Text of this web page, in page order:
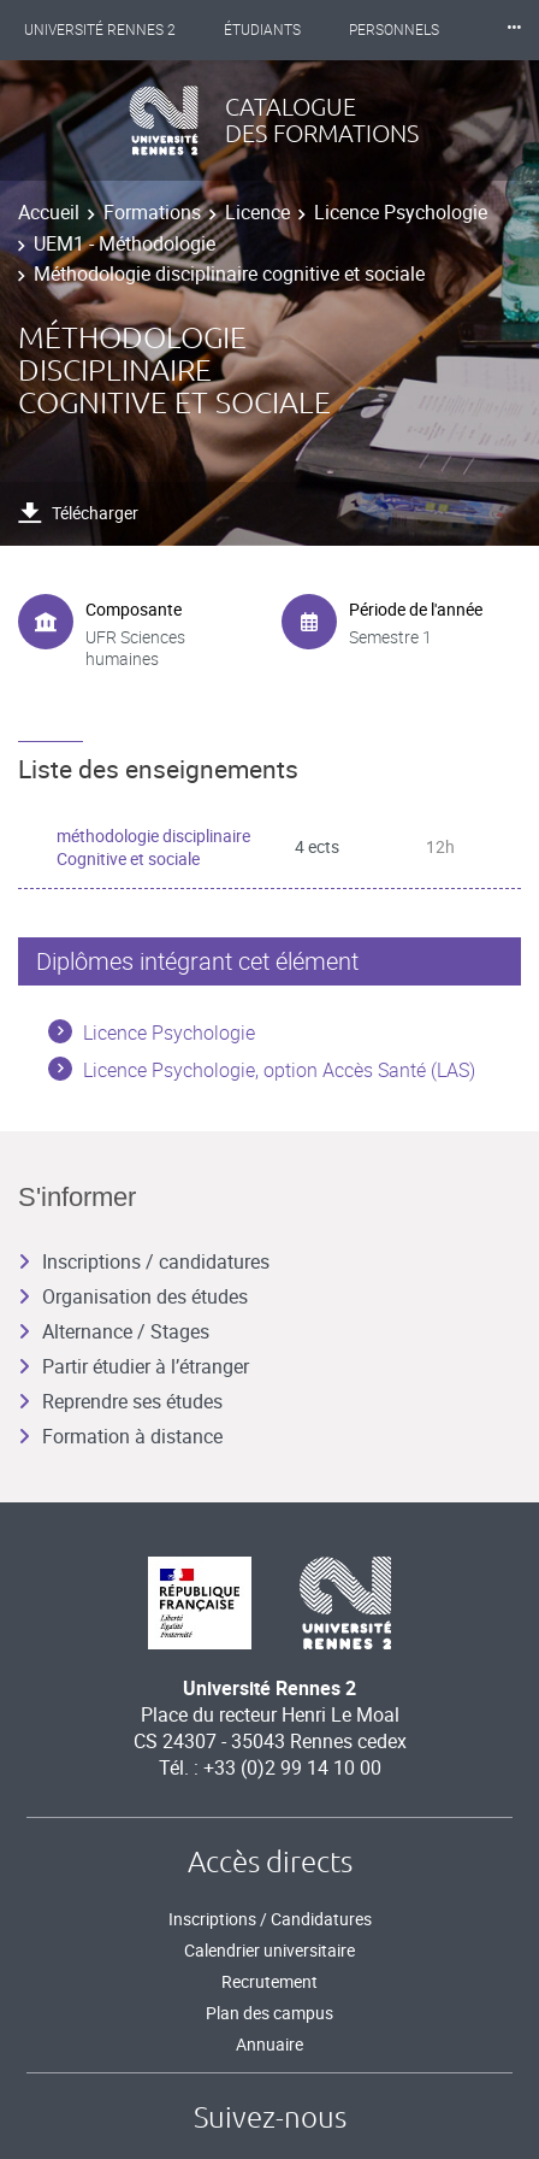
UNIVERSITÉ RENNES 2 ÉTUDIANTS PERSONNELS
INTERNATIONAL PROFESSIONNELS BIBLIOTHÈQUES
LES NOUVELLES DE RENNES 2
⸱⸱⸱
CATALOGUE
DES FORMATIONS
Accueil Formations Licence
Licence Psychologie
UEM1 - Méthodologie
Méthodologie disciplinaire cognitive et sociale
MÉTHODOLOGIE
DISCIPLINAIRE
COGNITIVE ET SOCIALE
Télécharger
Composante
UFR Sciences
humaines
Période de l'année
Semestre 1
Liste des enseignements
méthodologie disciplinaire
Cognitive et sociale
4 ects 12h
Diplômes intégrant cet élément
Licence Psychologie
Licence Psychologie, option Accès Santé (LAS)
S'informer
Inscriptions / candidatures
Organisation des études
Alternance / Stages
Partir étudier à l’étranger
Reprendre ses études
Formation à distance
Université Rennes 2
Place du recteur Henri Le Moal
CS 24307 - 35043 Rennes cedex
Tél. : +33 (0)2 99 14 10 00
Accès directs
Inscriptions / Candidatures
Calendrier universitaire
Recrutement
Plan des campus
Annuaire
Suivez-nous